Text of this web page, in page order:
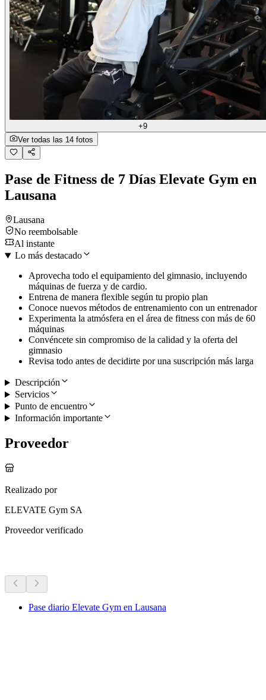
+9
Ver todas las 14 fotos
Pase de Fitness de 7 Días Elevate Gym en
Lausana
Lausana
No reembolsable
Al instante
Lo más destacado
Aprovecha todo el equipamiento del gimnasio, incluyendo
máquinas de fuerza y de cardio.
Entrena de manera flexible según tu propio plan
Conoce nuevos métodos de entrenamiento con un entrenador
Experimenta la atmósfera en el área de fitness con más de 60
máquinas
Convéncete sin compromiso de la calidad y la oferta del
gimnasio
Revisa todo antes de decidirte por una suscripción más larga
Descripción
Servicios
Punto de encuentro
Información importante
Proveedor
Realizado por
ELEVATE Gym SA
Proveedor verificado
Pase diario Elevate Gym en Lausana